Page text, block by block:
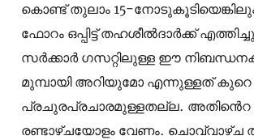
കൊണ്ട് തുലാം 15-
ഫോറം ഒപ്പിട്ട് തഹശീൽദാർക്ക്
സർക്കാർ ഗസറ്റിലുള്ള ഈ
മുമ്പായി അറിയുമോ എന്നുള്ളത്
പ്രചുരപ്രചാരമുള്ളതല്ല. അതിൻെറ
രണ്ടാഴ്ചയോളം വേണം. ചൊവ്വാഴ്ച